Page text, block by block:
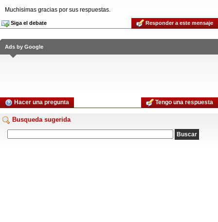
Muchisimas gracias por sus respuestas.
Siga el debate Responder a este mensaje
Ads by Google
Hacer una pregunta Tengo una respuesta
Busqueda sugerida